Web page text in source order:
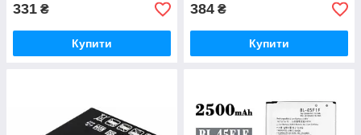
331 ₴
Купити
384 ₴
Купити